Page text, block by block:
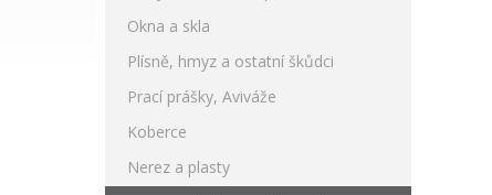
Okna a skla
Plísně, hmyz a ostatní škůdci
Prací prášky, Aviváže
Koberce
Nerez a plasty